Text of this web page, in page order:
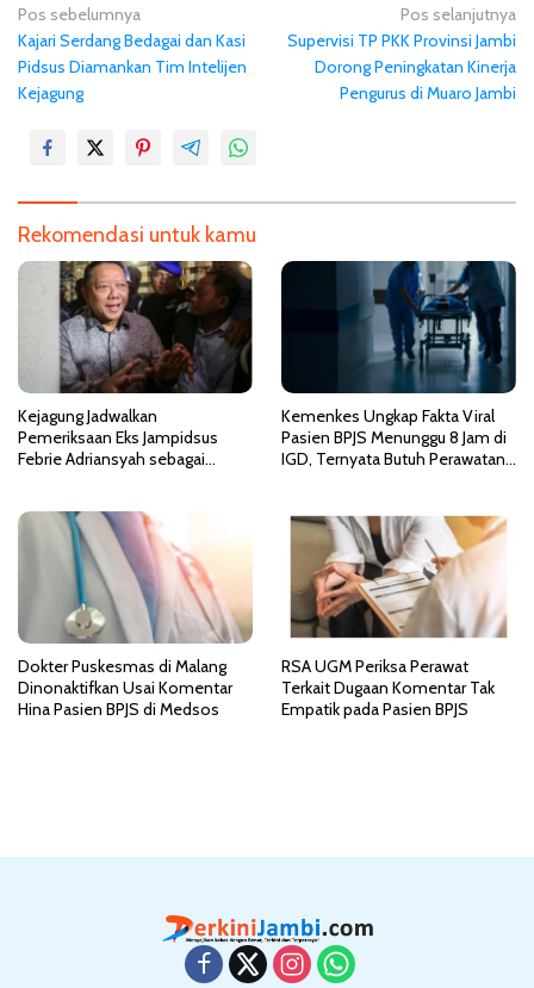
N
a
v
i
Pos sebelumnya
Kajari Serdang Bedagai dan Kasi
Pidsus Diamankan Tim Intelijen
Kejagung
Pos selanjutnya
Supervisi TP PKK Provinsi Jambi
Dorong Peningkatan Kinerja
Pengurus di Muaro Jambi
Rekomendasi untuk kamu
Kejagung Jadwalkan
Pemeriksaan Eks Jampidsus
Febrie Adriansyah sebagai
Kemenkes Ungkap Fakta Viral
Pasien BPJS Menunggu 8 Jam di
IGD, Ternyata Butuh Perawatan
Dokter Puskesmas di Malang
Dinonaktifkan Usai Komentar
Hina Pasien BPJS di Medsos
RSA UGM Periksa Perawat
Terkait Dugaan Komentar Tak
Empatik pada Pasien BPJS